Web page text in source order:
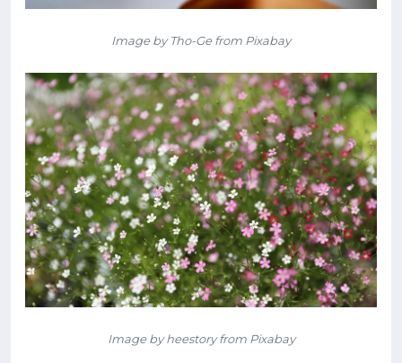
Image by Tho-Ge from Pixabay
Image by heestory from Pixabay